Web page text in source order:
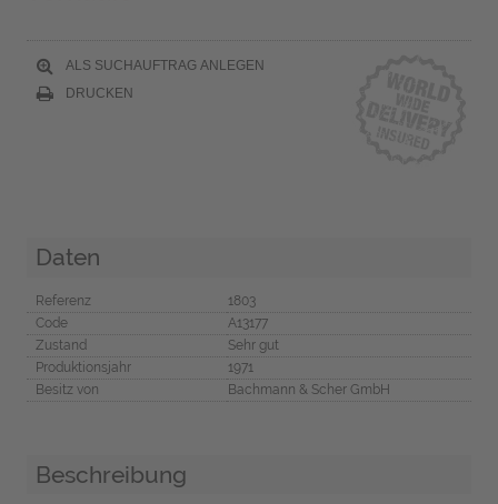
ALS SUCHAUFTRAG ANLEGEN
DRUCKEN
Daten
Referenz
1803
Code
A13177
Zustand
Sehr gut
Produktionsjahr
1971
Besitz von
Bachmann & Scher GmbH
Beschreibung